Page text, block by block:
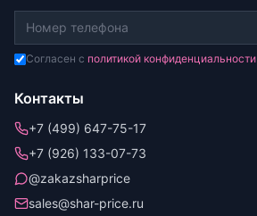
Согласен с политикой конфиденциальности
Контакты
+7 (499) 647-75-17
+7 (926) 133-07-73
@zakazsharprice
sales@shar-price.ru